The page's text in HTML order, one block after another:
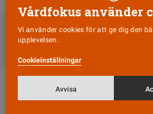
DELAVårdfokus använder
Vi använder cookies för att ge dig den
upplevelsen.
Cookieinställningar
Avvisa